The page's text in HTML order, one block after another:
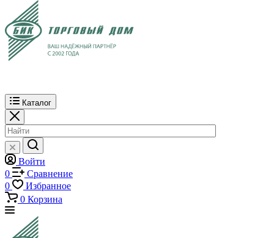
Каталог
Войти
0
Сравнение
0
Избранное
0 Корзина